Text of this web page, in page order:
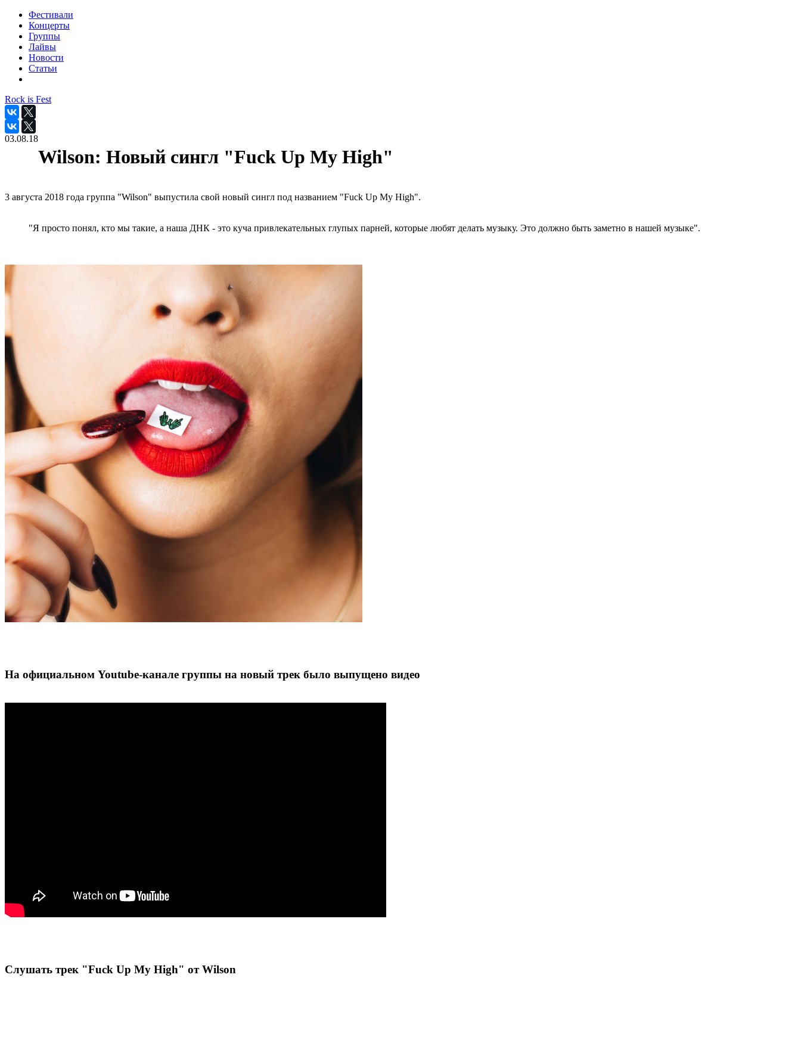
Фестивали
Концерты
Группы
Лайвы
Новости
Статьи
Rock is Fest
03.08.18
Wilson: Новый сингл "Fuck Up My High"
3 августа 2018 года группа "Wilson" выпустила свой новый сингл под названием "Fuck Up My High".
"Я просто понял, кто мы такие, а наша ДНК - это куча привлекательных глупых парней, которые любят делать музыку. Это должно быть заметно в нашей музыке".
На официальном Youtube-канале группы на новый трек было выпущено видео
Слушать трек "Fuck Up My High" от Wilson